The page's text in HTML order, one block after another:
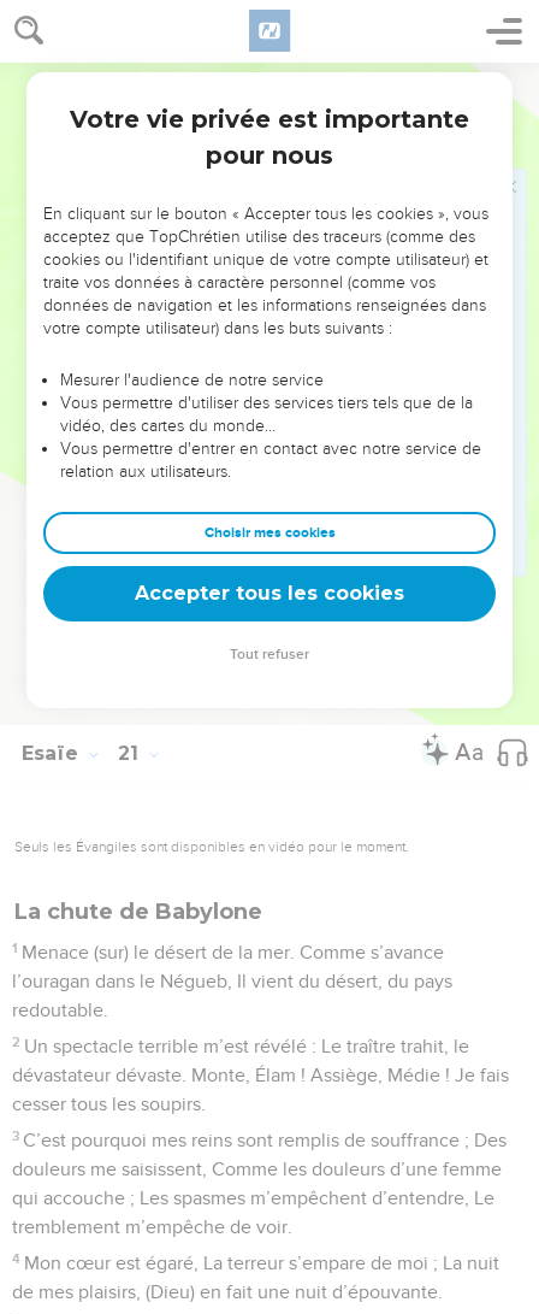
Esaïe 20
Ésaïe se promène sans vêtements ni
chaussures
Sargon, roi d’Assyrie, combattit Asdod et s’en empara.
C’était l’époque où l’Éternel avait parlé par l’intermédiaire
reins et ôte tes sandales de tes pieds. Il fit ainsi, marcha nu et
déchaussé.
L’Éternel dit : De même que mon serviteur Ésaïe a marché
nu et déchaussé, ce sera pour trois ans un signe et un
présage pour l’Égypte et pour l’Éthiopie –
de même le roi d’Assyrie emmènera les captifs égyptiens
et les déportés éthiopiens, les jeunes et les vieux, nus et
déchaussés et le dos dévêtu, honte pour l’Égypte !
Ainsi ils seront dans l’effroi et la honte à cause de
les habitants de cette côte diront en ce jour : Voilà bien
notre espoir, notre refuge pour être secourus, pour être
délivrés du roi d’Assyrie ! Comment échapperons-nous ?
© Société biblique française – Bibli’O, 1978, avec autorisation. Pour vous procurer
Esaïe 21
Seuls les Évangiles sont disponibles en vidéo pour le moment.
La chute de Babylone
1 Menace (sur) le désert de la mer. Comme s’avance
l’ouragan dans le Négueb, Il vient du désert, du pays
redoutable.
2 Un spectacle terrible m’est révélé : Le traître trahit, le
dévastateur dévaste. Monte, Élam ! Assiège, Médie ! Je fais
cesser tous les soupirs.
3 C’est pourquoi mes reins sont remplis de souffrance ; Des
douleurs me saisissent, Comme les douleurs d’une femme
qui accouche ; Les spasmes m’empêchent d’entendre, Le
tremblement m’empêche de voir.
4 Mon cœur est égaré, La terreur s’empare de moi ; La nuit
de mes plaisirs, (Dieu) en fait une nuit d’épouvante.
Votre vie privée est importante
pour nous
En cliquant sur le bouton « Accepter tous les cookies », vous
acceptez que TopChrétien utilise des traceurs (comme des
cookies ou l'identifiant unique de votre compte utilisateur) et
traite vos données à caractère personnel (comme vos
données de navigation et les informations renseignées dans
votre compte utilisateur) dans les buts suivants :
Mesurer l'audience de notre service
Vous permettre d'utiliser des services tiers tels que de la
vidéo, des cartes du monde…
Vous permettre d'entrer en contact avec notre service de
relation aux utilisateurs.
Choisir mes cookies
Accepter tous les cookies
Tout refuser